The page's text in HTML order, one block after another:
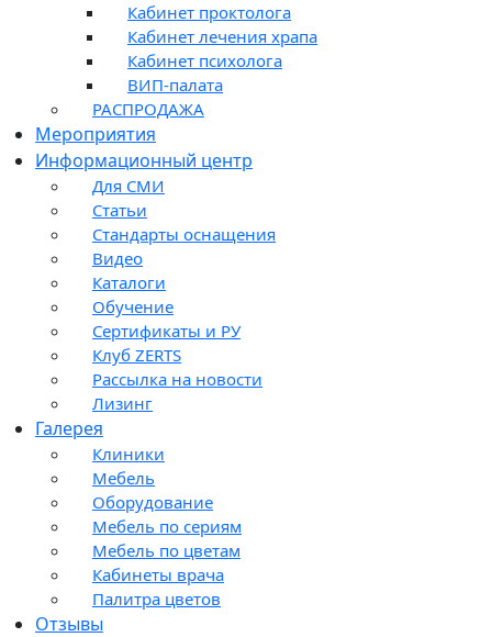
Кабинет проктолога
Кабинет лечения храпа
Кабинет психолога
ВИП-палата
РАСПРОДАЖА
Мероприятия
Информационный центр
Для СМИ
Статьи
Стандарты оснащения
Видео
Каталоги
Обучение
Сертификаты и РУ
Клуб ZERTS
Рассылка на новости
Лизинг
Галерея
Клиники
Мебель
Оборудование
Мебель по сериям
Мебель по цветам
Кабинеты врача
Палитра цветов
Отзывы